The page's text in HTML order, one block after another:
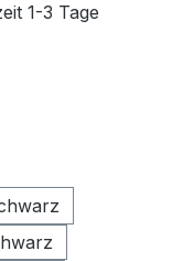
1-3 Tage